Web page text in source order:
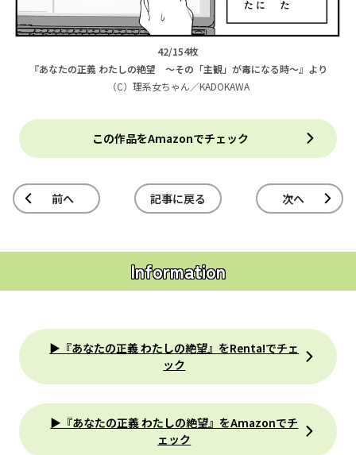
42/154枚
『あなたの正義 わたしの絶望 ～その「主観」が毒になる時～』より
（C）理系女ちゃん／KADOKAWA
この作品をAmazonでチェック
前へ 記事に戻る 次へ
Information
▶『あなたの正義 わたしの絶望』をRenta!でチェ
ック
▶『あなたの正義 わたしの絶望』をAmazonでチ
ェック